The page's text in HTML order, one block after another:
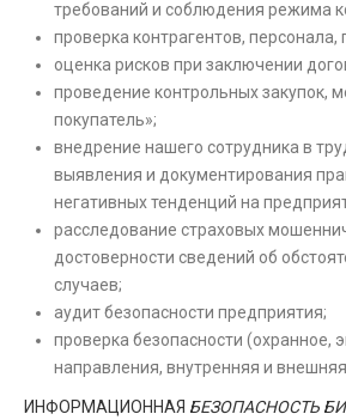
требований и соблюдения режима
проверка контрагентов, персонала,
оценка рисков при заключении
проведение контрольных закупок,
покупатель»;
внедрение нашего сотрудника в
выявления и документирования
негативных тенденций на
расследование страховых
достоверности сведений об
случаев;
аудит безопасности предприятия;
проверка безопасности (охранное,
направления, внутренняя и внешняя
ИНФОРМАЦИОННАЯ БЕЗОПАСНОСТЬ